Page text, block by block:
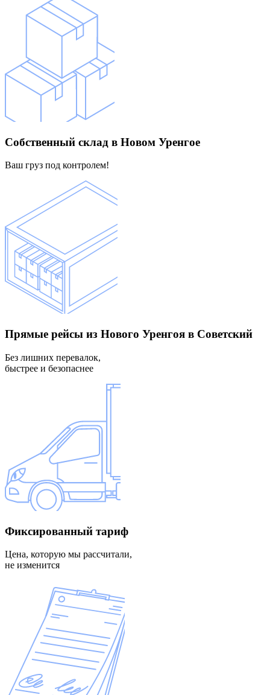
Собственный склад в Новом Уренгое
Ваш груз под контролем!
Прямые рейсы из Нового Уренгоя в Советский
Без лишних перевалок,
быстрее и безопаснее
Фиксированный тариф
Цена, которую мы рассчитали,
не изменится